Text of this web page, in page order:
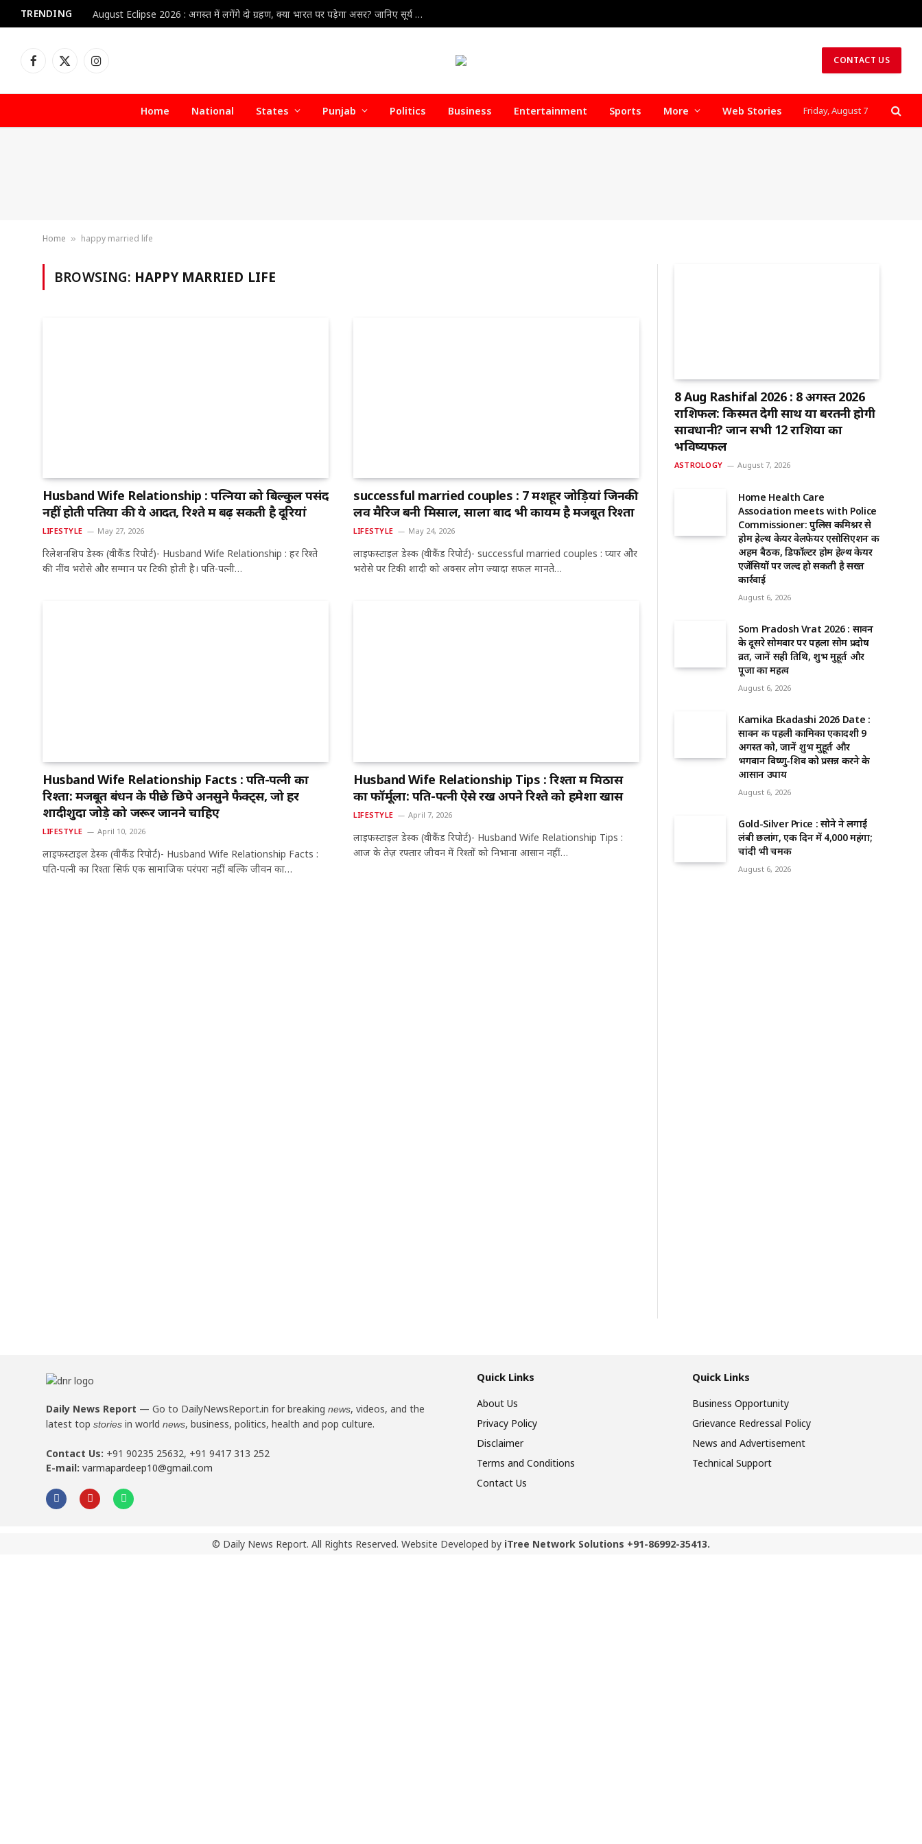
TRENDING August Eclipse 2026 : अगस्त में लगेंगे दो ग्रहण, क्या भारत पर पड़ेगा असर? जानिए सूर्य और चंद्र ग्रहण की पूरी जानकारी
Facebook
X
Instagram CONTACT US
Home National States Punjab Politics Business Entertainment Sports More Web Stories Friday, August 7
Home » happy married life
BROWSING: HAPPY MARRIED LIFE
Husband Wife Relationship : पत्नियों को बिल्कुल पसंद
नहीं होती पतियों की ये आदतें, रिश्ते में बढ़ सकती है दूरियां
LIFESTYLE May 27, 2026
रिलेशनशिप डेस्क (वीकैंड रिपोर्ट)- Husband Wife Relationship : हर रिश्ते
की नींव भरोसे और सम्मान पर टिकी होती है। पति-पत्नी…
successful married couples : 7 मशहूर जोड़ियां जिनकी
लव मैरिज बनी मिसाल, सालों बाद भी कायम है मजबूत रिश्ता
LIFESTYLE May 24, 2026
लाइफस्टाइल डेस्क (वीकैंड रिपोर्ट)- successful married couples : प्यार और
भरोसे पर टिकी शादी को अक्सर लोग ज्यादा सफल मानते…
Husband Wife Relationship Facts : पति-पत्नी का
रिश्ता: मजबूत बंधन के पीछे छिपे अनसुने फैक्ट्स, जो हर
शादीशुदा जोड़े को जरूर जानने चाहिए
LIFESTYLE April 10, 2026
लाइफस्टाइल डेस्क (वीकैंड रिपोर्ट)- Husband Wife Relationship Facts :
पति-पत्नी का रिश्ता सिर्फ एक सामाजिक परंपरा नहीं बल्कि जीवन का…
Husband Wife Relationship Tips : रिश्तों में मिठास
का फॉर्मूला: पति-पत्नी ऐसे रखें अपने रिश्ते को हमेशा खास
LIFESTYLE April 7, 2026
लाइफस्टाइल डेस्क (वीकैंड रिपोर्ट)- Husband Wife Relationship Tips :
आज के तेज़ रफ्तार जीवन में रिश्तों को निभाना आसान नहीं…
8 Aug Rashifal 2026 : 8 अगस्त 2026
राशिफल: किस्मत देगी साथ या बरतनी होगी
सावधानी? जानें सभी 12 राशियों का
भविष्यफल
ASTROLOGY August 7, 2026
Home Health Care
Association meets with Police
Commissioner: पुलिस कमिश्नर से
होम हेल्थ केयर वेलफेयर एसोसिएशन की
अहम बैठक, डिफॉल्टर होम हेल्थ केयर
एजेंसियों पर जल्द हो सकती है सख्त
कार्रवाई
August 6, 2026
Som Pradosh Vrat 2026 : सावन
के दूसरे सोमवार पर पहला सोम प्रदोष
व्रत, जानें सही तिथि, शुभ मुहूर्त और
पूजा का महत्व
August 6, 2026
Kamika Ekadashi 2026 Date :
सावन की पहली कामिका एकादशी 9
अगस्त को, जानें शुभ मुहूर्त और
भगवान विष्णु-शिव को प्रसन्न करने के
आसान उपाय
August 6, 2026
Gold-Silver Price : सोने ने लगाई
लंबी छलांग, एक दिन में ₹4,000 महंगा;
चांदी भी चमकी
August 6, 2026
Daily News Report — Go to DailyNewsReport.in for breaking news, videos, and the
latest top stories in world news, business, politics, health and pop culture.
Contact Us: +91 90235 25632, +91 9417 313 252
E-mail: varmapardeep10@gmail.com
Quick Links
About Us
Privacy Policy
Disclaimer
Terms and Conditions
Contact Us
Quick Links
Business Opportunity
Grievance Redressal Policy
News and Advertisement
Technical Support
© Daily News Report. All Rights Reserved. Website Developed by iTree Network Solutions +91-86992-35413.